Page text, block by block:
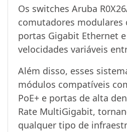
Os switches Aruba
comutadores modulares
portas Gigabit Ethernet
velocidades variáveis
Além disso, esses
módulos compatíveis
PoE+ e portas de alta
Rate MultiGigabit,
qualquer tipo de